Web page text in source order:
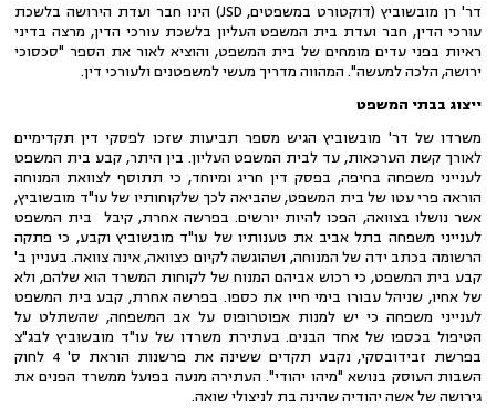
דר' רן מובשוביץ (דוקטורט במשפטים, JSD) הינו חבר ועדת הירושה בלשכת
עורכי הדין, חבר ועדת בית המשפט העליון בלשכת עורכי הדין, מרצה בדיני
ראיות בפני עדים מומחים של בית המשפט, והוציא לאור את הספר "סכסוכי
ירושה, הלכה למעשה". המהווה מדריך מעשי למשפטנים ולעורכי דין.
ייצוג בבתי המשפט
משרדו של דר' מובשוביץ הגיש מספר תביעות שזכו לפסקי דין תקדימיים
לאורך קשת הערכאות, עד לבית המשפט העליון. בין היתר, קבע בית המשפט
לענייני משפחה בחיפה, בפסק דין חריג ומיוחד, כי תתוסף לצוואת המנוחה
הוראה פרי עטו של בית המשפט, שהביאה לכך שלקוחותיו של עו"ד מובשוביץ,
אשר נושלו בצוואה, הפכו להיות יורשים. בפרשה אחרת, קיבל בית המשפט
לענייני משפחה בתל אביב את טענותיו של עו"ד מובשוביץ וקבע, כי פתקה
הרשומה בכתב ידה של המנוחה, ושהוגשה לקיום כצוואה, אינה צוואה. בעניין ב'
קבע בית המשפט, כי רכוש אביהם המנוח של לקוחות המשרד הוא שלהם, ולא
של אחיו, שניהל עבורו בימי חייו את כספו. בפרשה אחרת, קבע בית המשפט
לענייני משפחה כי יש למנות אפוטרופוס על אב המשפחה, שהשתלט על
הטיפול בכספו של אחד הבנים. בעתירת משרדו של עו"ד מובשוביץ לבג"צ
בפרשת זבידובסקי, נקבע תקדים ששינה את פרשנות הוראת ס' 4 לחוק
השבות העוסק בנושא "מיהו יהודי". העתירה מנעה בפועל ממשרד הפנים את
גירושה של אשה יהודיה שהינה בת לניצולי שואה.